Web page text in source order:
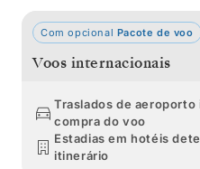
Com opcional Pacote de voo
Voos internacionais
Traslados de aeroporto
compra do voo
Estadias em hotéis
itinerário